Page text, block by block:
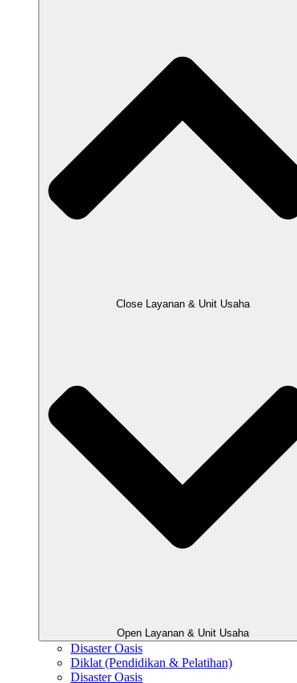
Close Layanan & Unit Usaha
Open Layanan & Unit Usaha
Disaster Oasis
Diklat (Pendidikan & Pelatihan)
Disaster Oasis